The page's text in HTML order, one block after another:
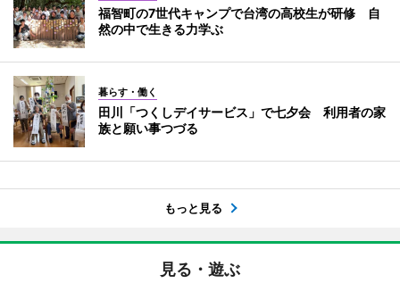
福智町の7世代キャンプで台湾の高校生が研修 自
然の中で生きる力学ぶ
暮らす・働く
田川「つくしデイサービス」で七夕会 利用者の家
族と願い事つづる
もっと見る
見る・遊ぶ